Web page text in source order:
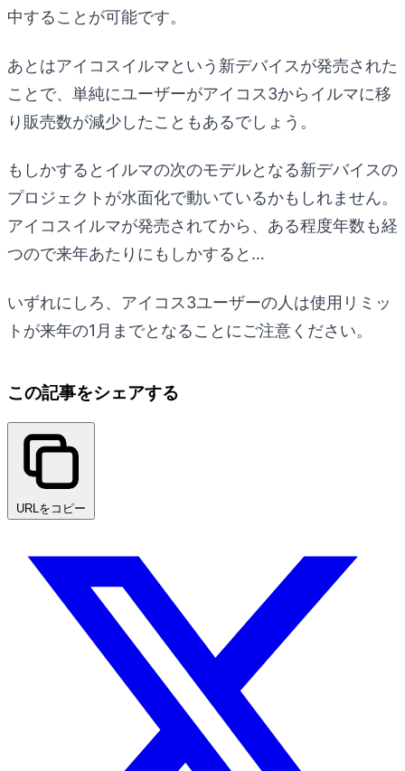
中することが可能です。
あとはアイコスイルマという新デバイスが発売された
ことで、単純にユーザーがアイコス3からイルマに移
り販売数が減少したこともあるでしょう。
もしかするとイルマの次のモデルとなる新デバイスの
プロジェクトが水面化で動いているかもしれません。
アイコスイルマが発売されてから、ある程度年数も経
つので来年あたりにもしかすると…
いずれにしろ、アイコス3ユーザーの人は使用リミッ
トが来年の1月までとなることにご注意ください。
この記事をシェアする
URLをコピー